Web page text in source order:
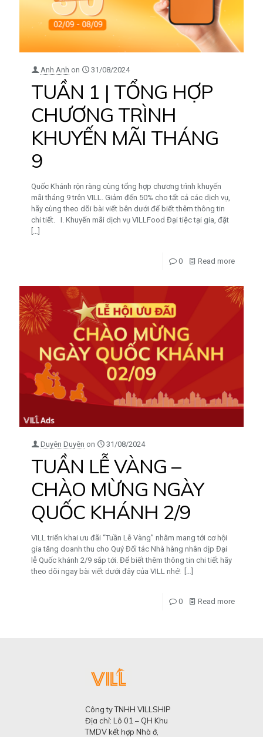
Anh Anh on 31/08/2024
TUẦN 1 | TỔNG HỢP
CHƯƠNG TRÌNH
KHUYẾN MÃI THÁNG
9
Quốc Khánh rộn ràng cùng tổng hợp chương trình khuyến
mãi tháng 9 trên VILL. Giảm đến 50% cho tất cả các dịch vụ,
hãy cùng theo dõi bài viết bên dưới để biết thêm thông tin
chi tiết. I. Khuyến mãi dịch vụ VILLFood Đại tiệc tại gia, đặt
0 Read more
Duyên Duyên on 31/08/2024
TUẦN LỄ VÀNG –
CHÀO MỪNG NGÀY
QUỐC KHÁNH 2/9
VILL triển khai ưu đãi “Tuần Lễ Vàng” nhằm mang tới cơ hội
gia tăng doanh thu cho Quý Đối tác Nhà hàng nhân dịp Đại
lễ Quốc khánh 2/9 sắp tới. Để biết thêm thông tin chi tiết hãy
theo dõi ngay bài viết dưới đây của VILL nhé!
0 Read more
Công ty TNHH VILLSHIP
Địa chỉ: Lô 01 – QH Khu
TMDV kết hợp Nhà ở,